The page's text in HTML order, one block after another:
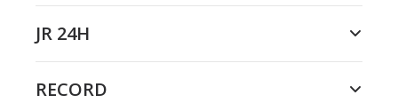
JR 24H
RECORD